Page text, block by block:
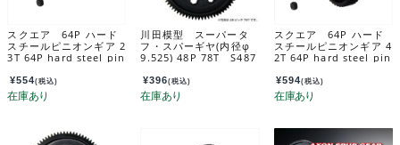
スクエア 64P ハード
スチールピニオンギア 2
3T 64P hard steel pin
3
¥554(税込)
川田模型 スーパータ
フ・スパーギヤ(内径φ
9.525) 48P 78T S487
¥396(税込)
スクエア 64P ハード
スチールピニオンギア 4
2T 64P hard steel pin
2
¥594(税込)